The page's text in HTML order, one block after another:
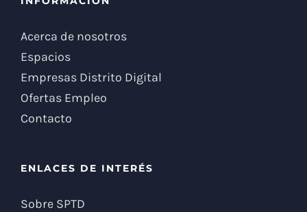
Acerca de nosotros
Espacios
Empresas Distrito Digital
Ofertas Empleo
Contacto
ENLACES DE INTERÉS
Sobre SPTD